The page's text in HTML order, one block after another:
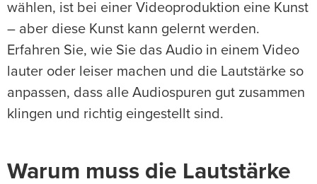
wählen, ist bei einer Videoproduktion eine Kunst
– aber diese Kunst kann gelernt werden.
Erfahren Sie, wie Sie das Audio in einem Video
lauter oder leiser machen und die Lautstärke so
anpassen, dass alle Audiospuren gut zusammen
klingen und richtig eingestellt sind.
Warum muss die Lautstärke